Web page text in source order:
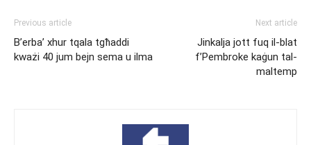
Previous article
B’erba’ xhur tqala tgħaddi
kważi 40 jum bejn sema u ilma
Next article
Jinkalja jott fuq il-blat
f’Pembroke kaġun tal-
maltemp